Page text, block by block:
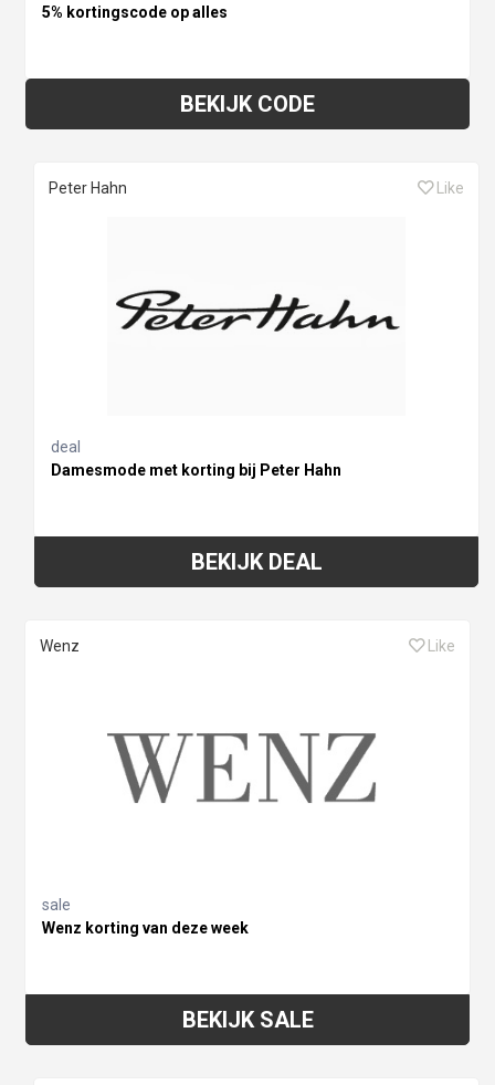
5% kortingscode op alles
BEKIJK CODE
Peter Hahn Like
deal
Damesmode met korting bij Peter Hahn
BEKIJK DEAL
Wenz Like
sale
Wenz korting van deze week
BEKIJK SALE